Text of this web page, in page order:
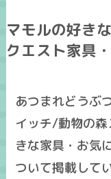
マモルの好き
クエスト家具
あつまれどうぶ
イッチ/動物の
きな家具・お気
ついて掲載して